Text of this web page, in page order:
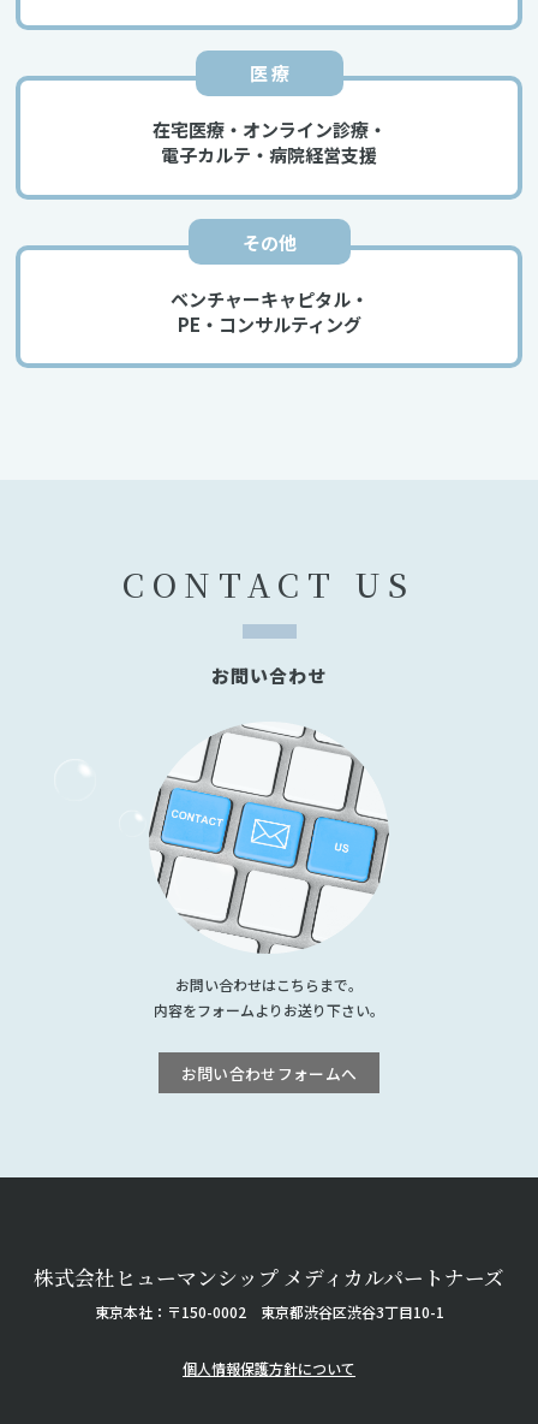
医 療
在宅医療・オンライン診療・
電子カルテ・病院経営支援
その他
ベンチャーキャピタル・
PE・コンサルティング
CONTACT US
お問い合わせ
お問い合わせはこちらまで。
内容をフォームよりお送り下さい。
お問い合わせフォームへ
株式会社ヒューマンシップ メディカルパートナーズ
東京本社：〒150-0002 東京都渋谷区渋谷3丁目10-1
個人情報保護方針について